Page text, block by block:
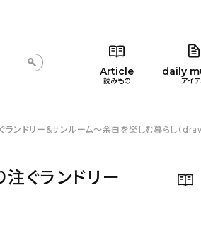
Article
読みもの
daily
アイ
コラム インテリア
ランドリー&サンルーム〜余白を楽しむ暮らし（
ぐランドリー